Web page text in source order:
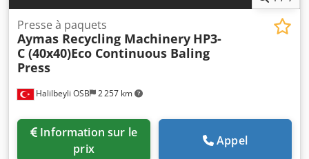
Halilbeyli OSB 2 257 km
Presse à paquets
Aymas Recycling Machinery HP3-
C (40x40)Eco Continuous Baling
Press
prix
Appel